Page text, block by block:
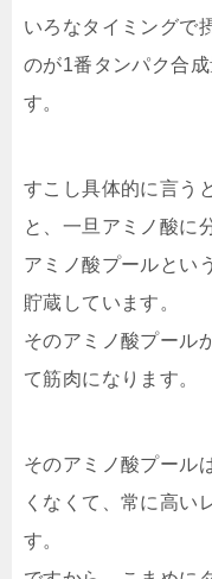
いろなタイミングで
のが1番タンパク合
す。
すこし具体的に言う
と、一旦アミノ酸に
アミノ酸プールとい
貯蔵しています。
そのアミノ酸プール
て筋肉になります。
そのアミノ酸プール
くなくて、常に高い
す。